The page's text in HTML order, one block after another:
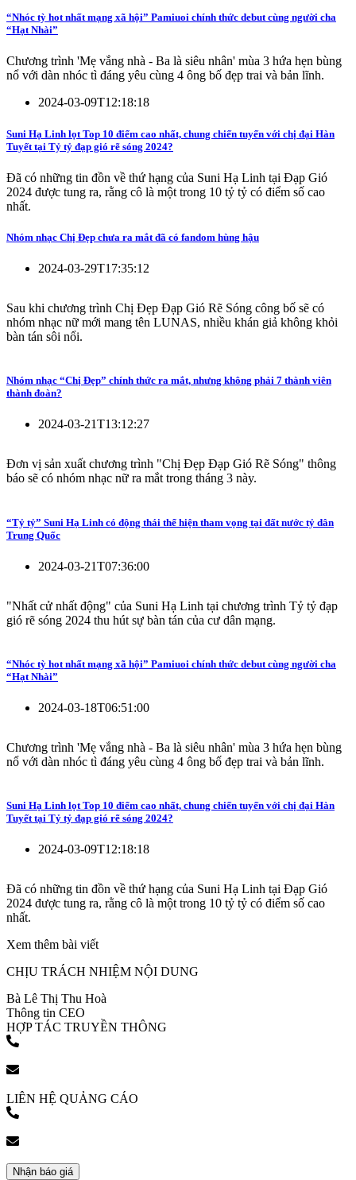
“Nhóc tỳ hot nhất mạng xã hội” Pamiuoi chính thức debut cùng người cha
“Hạt Nhài”
Chương trình 'Mẹ vắng nhà - Ba là siêu nhân' mùa 3 hứa hẹn bùng
nổ với dàn nhóc tì đáng yêu cùng 4 ông bố đẹp trai và bản lĩnh.
2024-03-09T12:18:18
Suni Hạ Linh lọt Top 10 điểm cao nhất, chung chiến tuyến với chị đại Hàn
Tuyết tại Tỷ tỷ đạp gió rẽ sóng 2024?
Đã có những tin đồn về thứ hạng của Suni Hạ Linh tại Đạp Gió
2024 được tung ra, rằng cô là một trong 10 tỷ tỷ có điểm số cao
nhất.
Nhóm nhạc Chị Đẹp chưa ra mắt đã có fandom hùng hậu
2024-03-29T17:35:12
Sau khi chương trình Chị Đẹp Đạp Gió Rẽ Sóng công bố sẽ có
nhóm nhạc nữ mới mang tên LUNAS, nhiều khán giả không khỏi
bàn tán sôi nổi.
Nhóm nhạc “Chị Đẹp” chính thức ra mắt, nhưng không phải 7 thành viên
thành đoàn?
2024-03-21T13:12:27
Đơn vị sản xuất chương trình "Chị Đẹp Đạp Gió Rẽ Sóng" thông
báo sẽ có nhóm nhạc nữ ra mắt trong tháng 3 này.
“Tỷ tỷ” Suni Hạ Linh có động thái thể hiện tham vọng tại đất nước tỷ dân
Trung Quốc
2024-03-21T07:36:00
"Nhất cử nhất động" của Suni Hạ Linh tại chương trình Tỷ tỷ đạp
gió rẽ sóng 2024 thu hút sự bàn tán của cư dân mạng.
“Nhóc tỳ hot nhất mạng xã hội” Pamiuoi chính thức debut cùng người cha
“Hạt Nhài”
2024-03-18T06:51:00
Chương trình 'Mẹ vắng nhà - Ba là siêu nhân' mùa 3 hứa hẹn bùng
nổ với dàn nhóc tì đáng yêu cùng 4 ông bố đẹp trai và bản lĩnh.
Suni Hạ Linh lọt Top 10 điểm cao nhất, chung chiến tuyến với chị đại Hàn
Tuyết tại Tỷ tỷ đạp gió rẽ sóng 2024?
2024-03-09T12:18:18
Đã có những tin đồn về thứ hạng của Suni Hạ Linh tại Đạp Gió
2024 được tung ra, rằng cô là một trong 10 tỷ tỷ có điểm số cao
nhất.
Xem thêm bài viết
CHỊU TRÁCH NHIỆM NỘI DUNG
Bà Lê Thị Thu Hoà
Thông tin CEO
HỢP TÁC TRUYỀN THÔNG
LIÊN HỆ QUẢNG CÁO
Nhận báo giá